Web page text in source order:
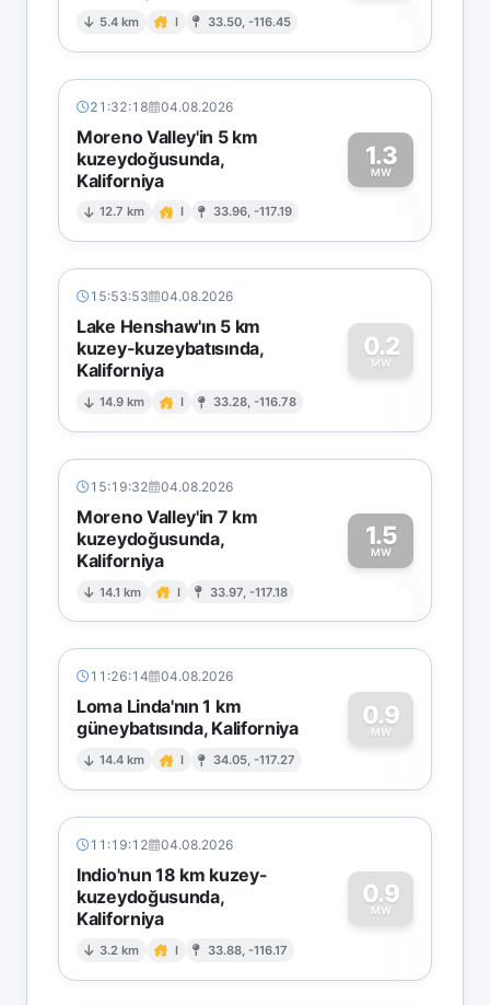
5.4 km I 33.50, -116.45 1
21:32:18 04.08.2026
Moreno Valley'in 5 km
kuzeydoğusunda,
Kaliforniya
12.7 km I 33.96, -117.19
1.3
MW
1
15:53:53 04.08.2026
Lake Henshaw'ın 5 km
kuzey-kuzeybatısında,
Kaliforniya
14.9 km I 33.28, -116.78
0.2
MW
0
15:19:32 04.08.2026
Moreno Valley'in 7 km
kuzeydoğusunda,
Kaliforniya
14.1 km I 33.97, -117.18
1.5
MW
1
11:26:14 04.08.2026
Loma Linda'nın 1 km
güneybatısında, Kaliforniya
14.4 km I 34.05, -117.27
0.9
MW
0
11:19:12 04.08.2026
Indio'nun 18 km kuzey-
kuzeydoğusunda,
Kaliforniya
3.2 km I 33.88, -116.17
0.9
MW
0